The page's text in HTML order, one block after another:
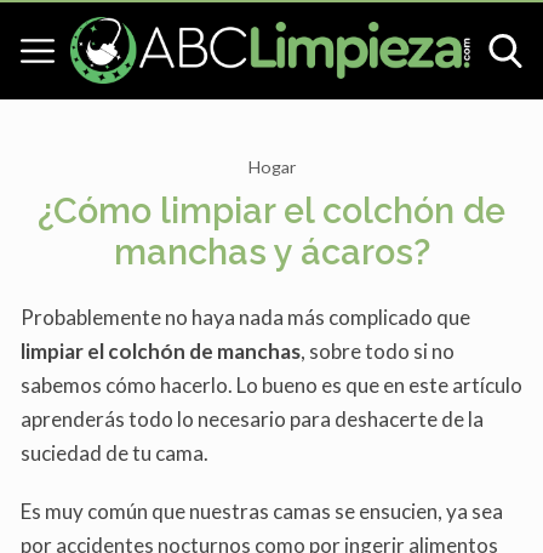
Hogar
¿Cómo limpiar el colchón de
manchas y ácaros?
Probablemente no haya nada más complicado que
limpiar el colchón de manchas, sobre todo si no
sabemos cómo hacerlo. Lo bueno es que en este artículo
aprenderás todo lo necesario para deshacerte de la
suciedad de tu cama.
Es muy común que nuestras camas se ensucien, ya sea
por accidentes nocturnos como por ingerir alimentos